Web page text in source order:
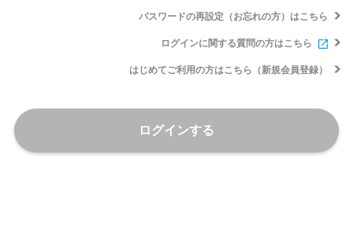
パスワードの再設定（お忘れの方）はこちら
ログインに関する質問の方はこちら
はじめてご利用の方はこちら（新規会員登録）
ログインする